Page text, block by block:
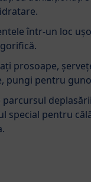
într-un loc
prosoape,
pungi pentru
special pentru